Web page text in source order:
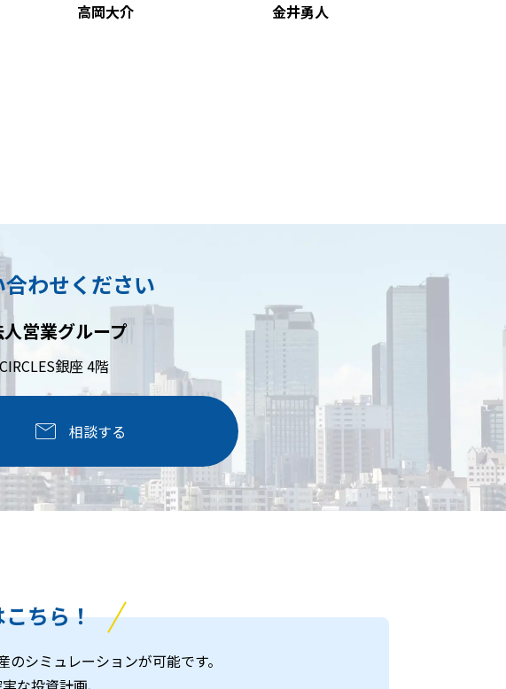
高岡大介 金井勇人
わせください
人営業グループ
銀座 4階
相談する
ちら！
シミュレーションが可能です。